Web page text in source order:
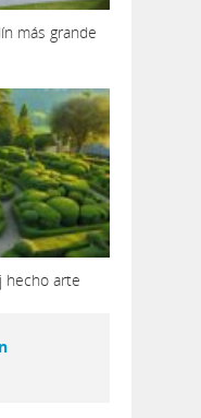
más grande
hecho arte